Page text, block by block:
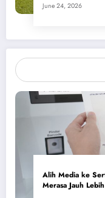
June 24, 2026
Alih Media ke
Merasa Jauh